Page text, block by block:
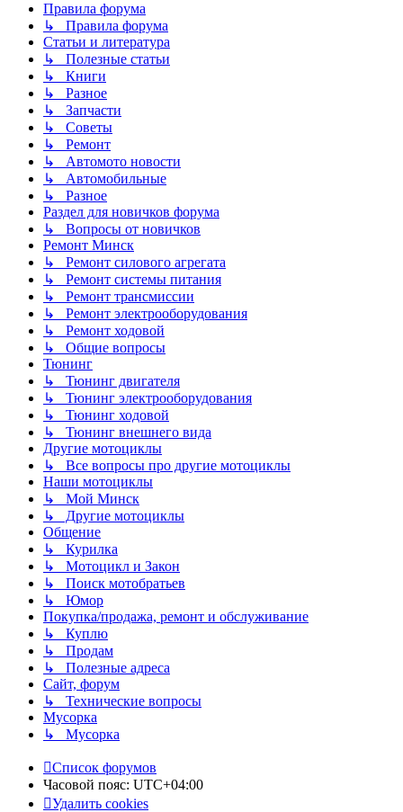
Правила форума
↳ Правила форума
Статьи и литература
↳ Полезные статьи
↳ Книги
↳ Разное
↳ Запчасти
↳ Советы
↳ Ремонт
↳ Автомото новости
↳ Автомобильные
↳ Разное
Раздел для новичков форума
↳ Вопросы от новичков
Ремонт Минск
↳ Ремонт силового агрегата
↳ Ремонт системы питания
↳ Ремонт трансмиссии
↳ Ремонт электрооборудования
↳ Ремонт ходовой
↳ Общие вопросы
Тюнинг
↳ Тюнинг двигателя
↳ Тюнинг электрооборудования
↳ Тюнинг ходовой
↳ Тюнинг внешнего вида
Другие мотоциклы
↳ Все вопросы про другие мотоциклы
Наши мотоциклы
↳ Мой Минск
↳ Другие мотоциклы
Общение
↳ Курилка
↳ Мотоцикл и Закон
↳ Поиск мотобратьев
↳ Юмор
Покупка/продажа, ремонт и обслуживание
↳ Куплю
↳ Продам
↳ Полезные адреса
Сайт, форум
↳ Технические вопросы
Мусорка
↳ Мусорка
Список форумов
Часовой пояс: UTC+04:00
Удалить cookies